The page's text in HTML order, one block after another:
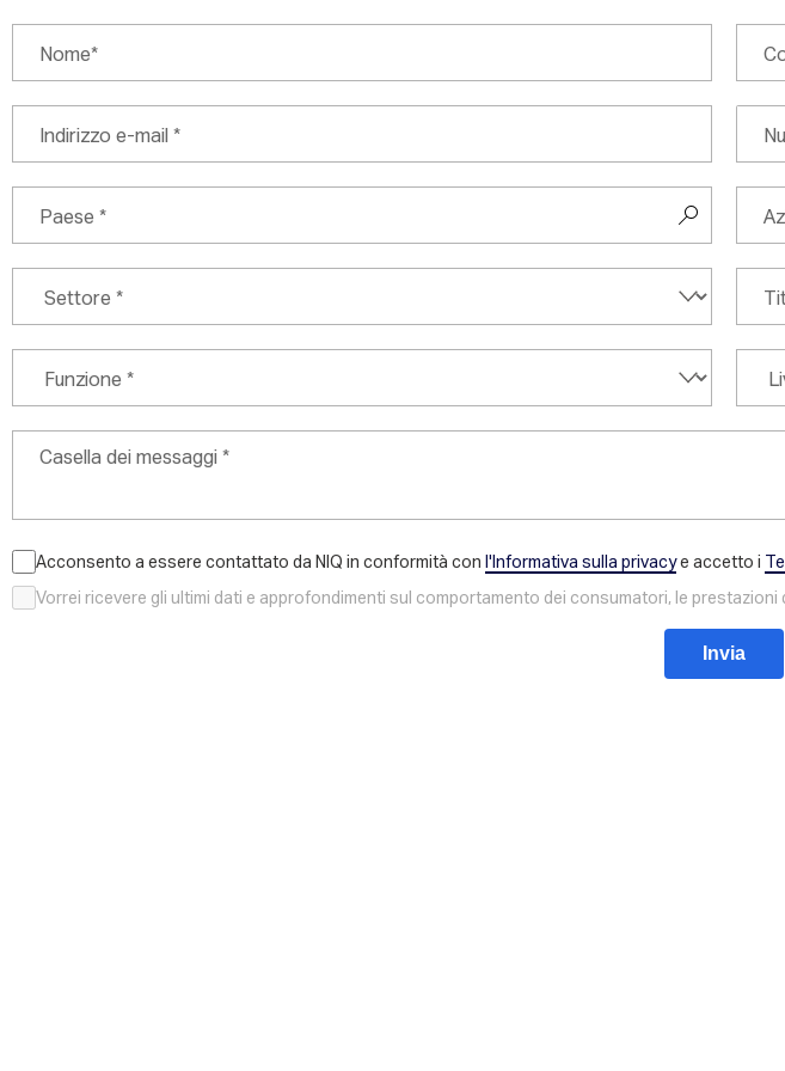
Acconsento a essere contattato da NIQ in conformità con l'Informativa sulla privacye accetto i
Vorrei ricevere gli ultimi dati e approfondimenti sul comportamento dei consumatori, le
Invia